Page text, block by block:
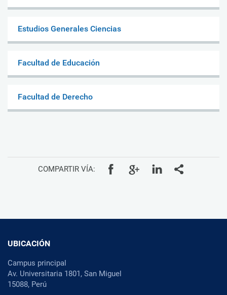
Estudios Generales Ciencias
Facultad de Educación
Facultad de Derecho
COMPARTIR VÍA:
UBICACIÓN
Campus principal
Av. Universitaria 1801, San Miguel
15088, Perú